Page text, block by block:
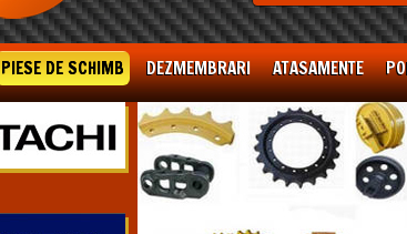
PIESE DE SCHIMB DEZMEMBRARI ATASAMENTE